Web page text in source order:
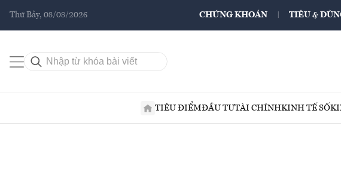
Thứ Bảy, 08/08/2026 CHỨNG KHOÁN TIÊU &
TIÊU ĐIỂMĐẦU TƯTÀI CHÍNHKINH TẾ SỐ